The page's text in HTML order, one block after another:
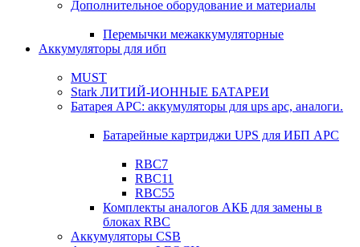
Дополнительное оборудование и материалы
Перемычки межаккумуляторные
Аккумуляторы для ибп
MUST
Stark ЛИТИЙ-ИОННЫЕ БАТАРЕИ
Батарея APC: аккумуляторы для ups apc, аналоги.
Батарейные картриджи UPS для ИБП APC
RBC7
RBC11
RBC55
Комплекты аналогов АКБ для замены в
блоках RBC
Аккумуляторы CSB